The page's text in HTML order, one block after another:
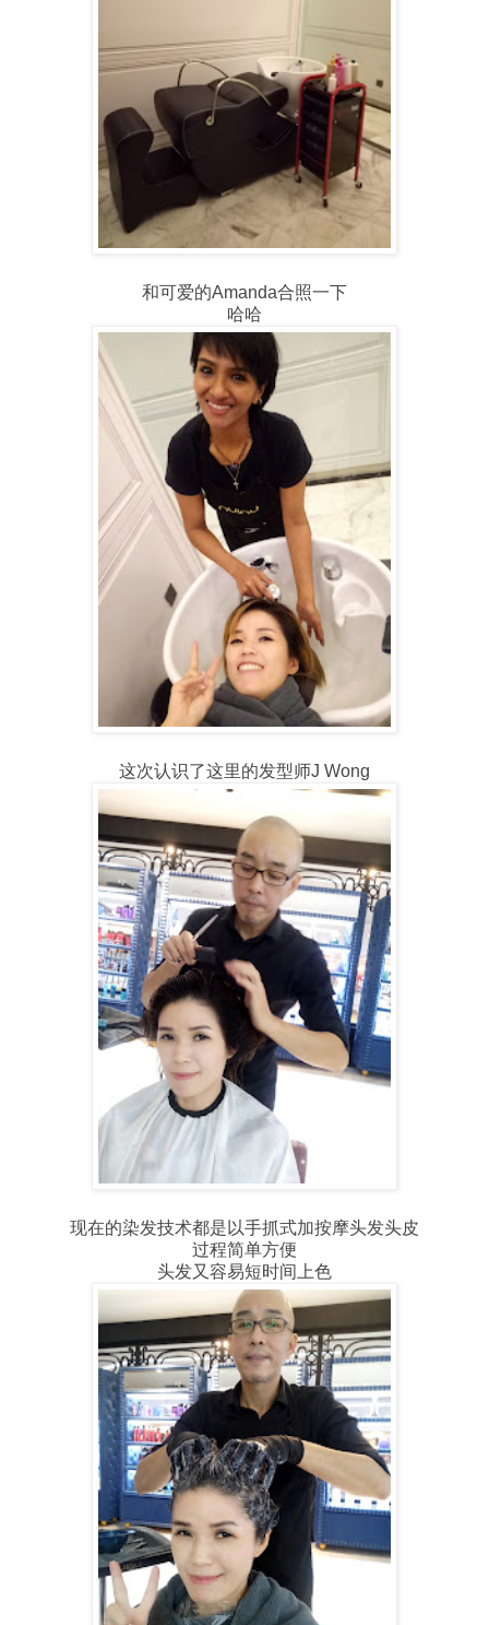
和可爱的Amanda合照一下
哈哈
这次认识了这里的发型师J Wong
现在的染发技术都是以手抓式加按摩头发头皮
过程简单方便
头发又容易短时间上色